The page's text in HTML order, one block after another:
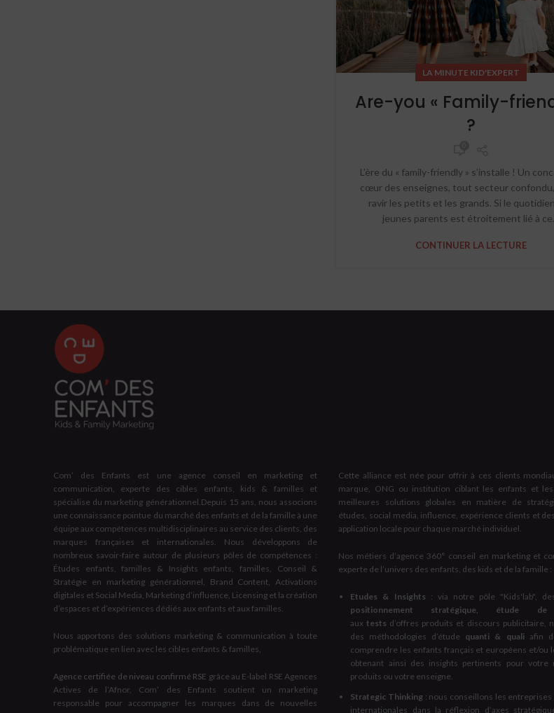
LA MINUTE KID'EXPERT
Are-you « Family-
?
L’ère du « family-friendly » s’installe ! Un
cœur des enseignes, tout secteur
ravir les petits et les grands. Si le
jeunes parents est étroitement lié à
CONTINUER LA LECTURE
Com’ des Enfants est une agence conseil en marketing et
communication, experte des cibles enfants, kids & familles et
spécialise du marketing générationnel.Depuis 15 ans, nous associons
une connaissance pointue du marché des enfants et de la famille à une
équipe aux compétences multidisciplinaires au service des clients, des
marques françaises et internationales. Nous développons de
nombreux savoir-faire autour de plusieurs pôles de compétences :
Études enfants, familles & Insights enfants, familles, Conseil &
Stratégie en marketing générationnel, Brand Content, Activations
digitales et Social Media, Marketing d’influence, Licensing et la création
d’espaces et d’expériences dédiés aux enfants et aux familles.
Nous apportons des solutions marketing & communication à toute
problématique en lien avec les cibles enfants & familles,
Agence certifiée de niveau confirmé RSE grâce au E-label RSE Agences
Actives de l’Afnor, Com’ des Enfants soutient un marketing
responsable pour accompagner les marques dans de nouvelles
Cette alliance est née pour offrir à ces clients
marque, ONG ou institution ciblant les enfants et
meilleures solutions globales en matière de
études, social media, influence, expérience clients et
application locale pour chaque marché individuel.
Nos métiers d’agence 360° conseil en marketing et
experte de l’univers des enfants, des kids et de la famille :
Etudes & Insights : via notre pôle "Kids'lab",
positionnement stratégique, étude
auxtests d’offres produits et discours publicitaire,
des méthodologies d’étude quanti & quali afin
comprendre les enfants français et européens et/ou
obtenant ainsi des insights pertinents pour votre
produits ou votre enseigne.
Strategic Thinking : nous conseillons les
internationales dans la réflexion d’axes